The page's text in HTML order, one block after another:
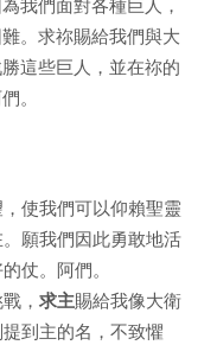
。求祢賜給我們與大
這些巨人，並在祢的
。
使我們可以仰賴聖靈
願我們因此勇敢地活
仗。阿們。
， 求主賜給我像大衛
到主的名，不致懼